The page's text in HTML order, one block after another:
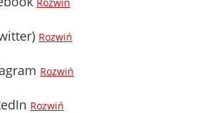
Rozwiń
Rozwiń
Rozwiń
Rozwiń